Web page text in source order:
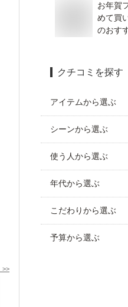
>>
お年賀
めて買
のおす
クチコミを探す
アイテムから選ぶ
シーンから選ぶ
使う人から選ぶ
年代から選ぶ
こだわりから選ぶ
予算から選ぶ